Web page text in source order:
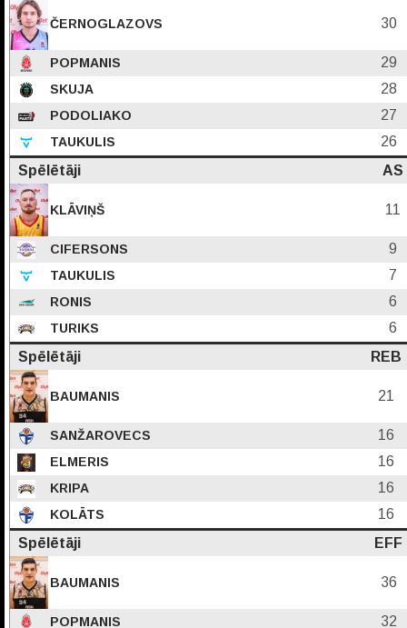
ČERNOGLAZOVS 30
POPMANIS 29
SKUJA 28
PODOLIAKO 27
TAUKULIS
26
Spēlētāji
AS
KLĀVIŅŠ 11
CIFERSONS 9
TAUKULIS 7
RONIS 6
TURIKS
6
Spēlētāji
REB
BAUMANIS 21
SANŽAROVECS 16
ELMERIS 16
KRIPA 16
KOLĀTS
16
Spēlētāji
EFF
BAUMANIS 36
POPMANIS 32